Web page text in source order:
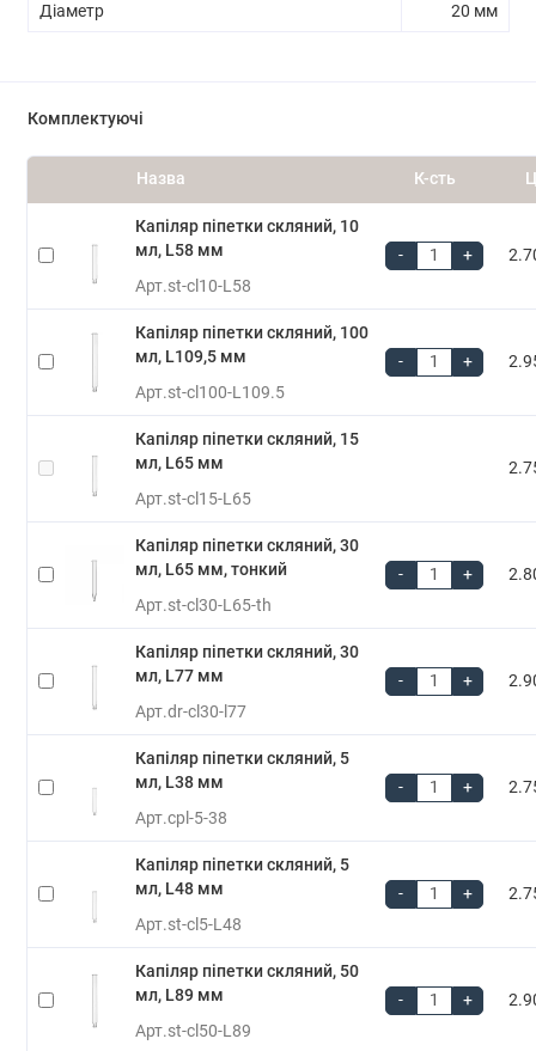
Діаметр 20 мм
Комплектуючі
Назва К-сть
Капіляр піпетки скляний, 10
мл, L58 мм
Арт.st-cl10-L58
- +
Капіляр піпетки скляний, 100
мл, L109,5 мм
Арт.st-cl100-L109.5
- +
Капіляр піпетки скляний, 15
мл, L65 мм
Арт.st-cl15-L65
Капіляр піпетки скляний, 30
мл, L65 мм, тонкий
Арт.st-cl30-L65-th
- +
Капіляр піпетки скляний, 30
мл, L77 мм
Арт.dr-cl30-l77
- +
Капіляр піпетки скляний, 5
мл, L38 мм
Арт.cpl-5-38
- +
Капіляр піпетки скляний, 5
мл, L48 мм
Арт.st-cl5-L48
- +
Капіляр піпетки скляний, 50
мл, L89 мм
Арт.st-cl50-L89
- +